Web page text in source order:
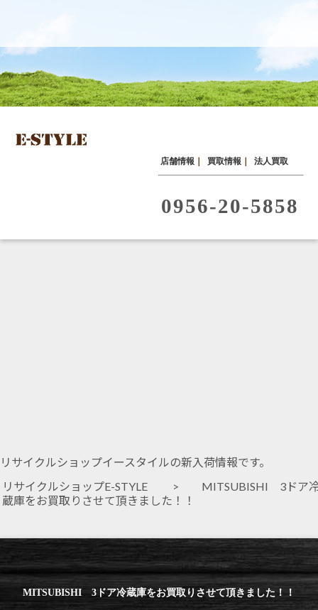
店舗情報 買取情報 法人買取
0956-20-5858
リサイクルショップイースタイルの新入荷情報です。
リサイクルショップE-STYLE
> MITSUBISHI 3ドア
蔵庫をお買取りさせて頂きました！！
MITSUBISHI 3ドア冷蔵庫をお買取りさせて頂きました！！